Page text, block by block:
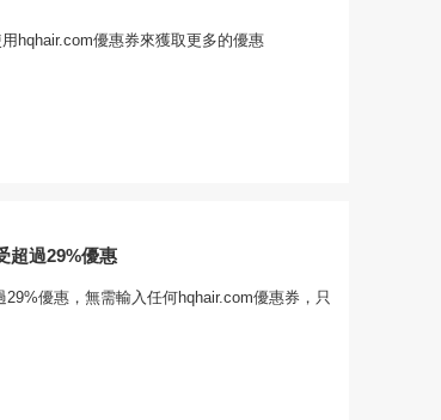
hqhair.com優惠券來獲取更多的優惠
超過29%優惠
29%優惠，無需輸入任何hqhair.com優惠券，只